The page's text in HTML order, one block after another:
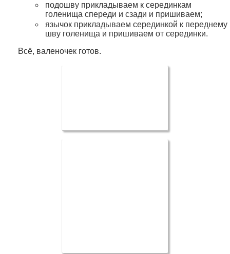
подошву прикладываем к серединкам
голенища спереди и сзади и пришиваем;
язычок прикладываем серединкой к переднему
шву голенища и пришиваем от серединки.
Всё, валеночек готов.